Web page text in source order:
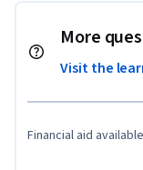
More
Visit the
Financial aid